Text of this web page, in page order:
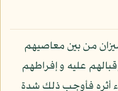
من بين معاصيهم
عليه و إفراطهم
أثره فأوجب ذلك شدة